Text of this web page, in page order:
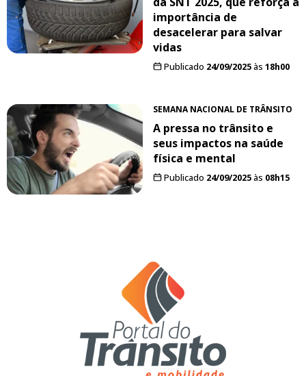
importância de
desacelerar para salvar
vidas
Publicado 24/09/2025às 18h00
SEMANA NACIONAL DE TRÂNSITO
A pressa no trânsito e
seus impactos na saúde
física e mental
Publicado 24/09/2025às 08h15